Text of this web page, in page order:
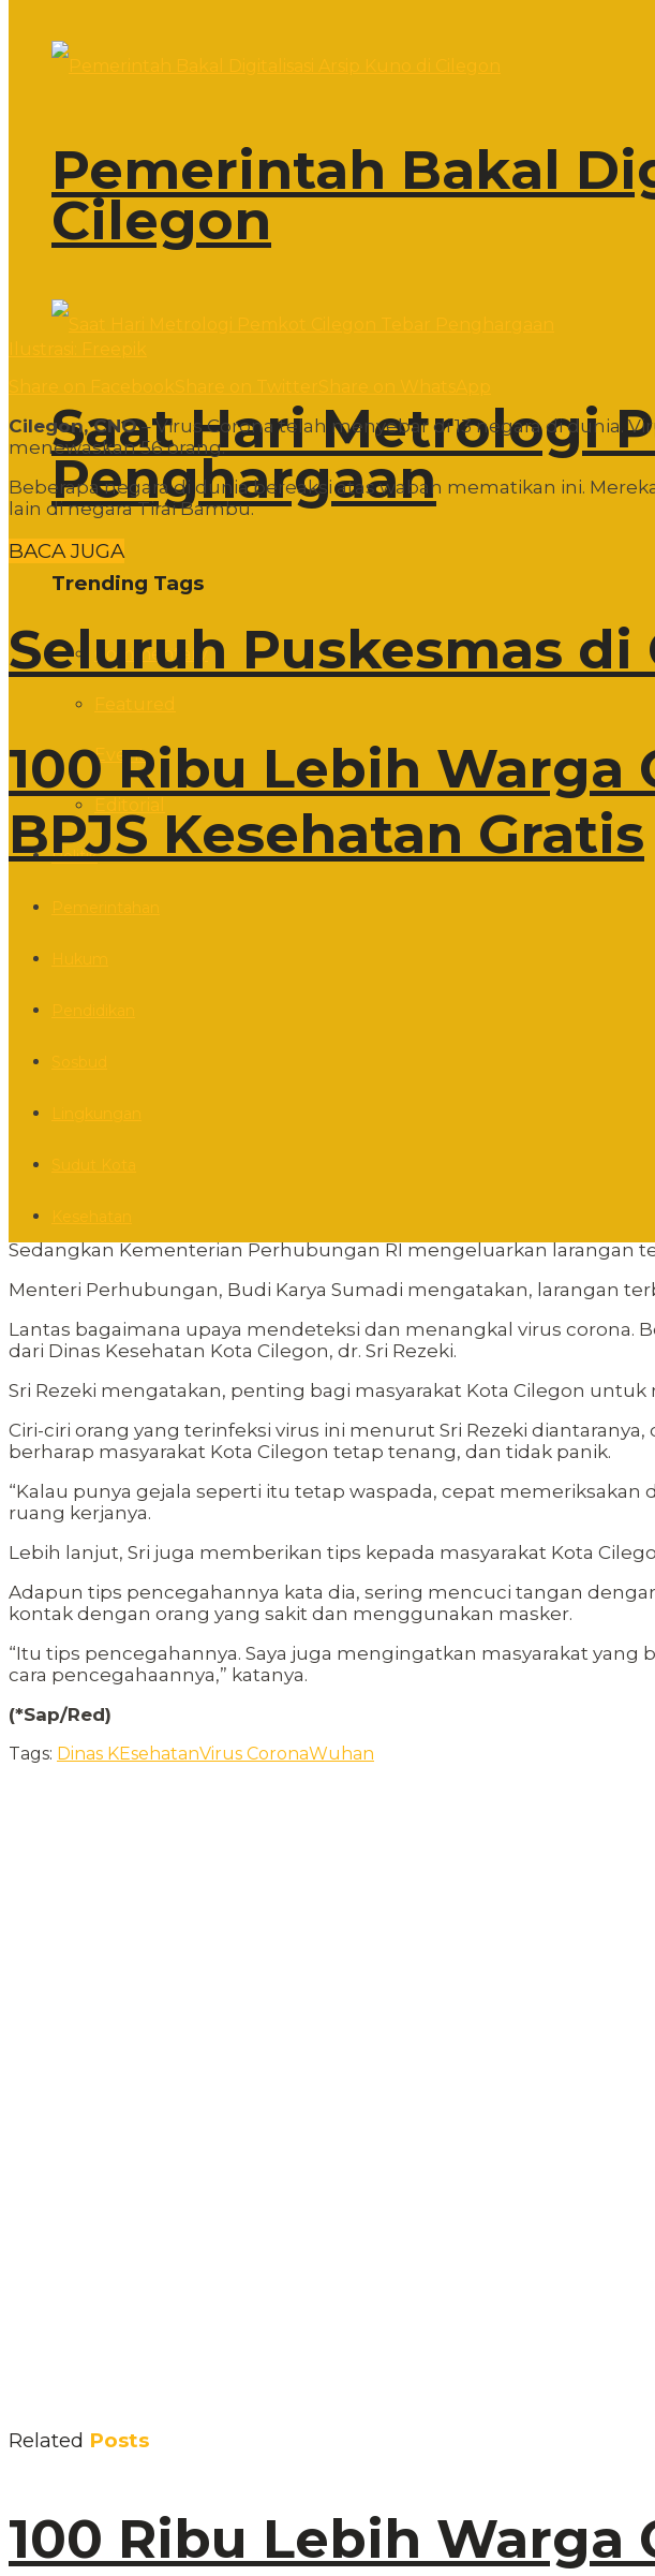
Pemerintah Bakal
Cilegon
Saat Hari Metrologi
Penghargaan
Trending Tags
Commentary
Event
Politik
Cilegon, CNO– Virus Corona telah menyebar di 13 negara di dunia.
menewaskan 56 orang.
Beberapa negara di dunia bereaksi atas wabah mematikan ini.
lain di negara Tirai Bambu.
BACA JUGA
Seluruh Puskesmas
100 Ribu Lebih
BPJS Kesehatan Gratis
Sedangkan Kementerian Perhubungan RI mengeluarkan larangan
Menteri Perhubungan, Budi Karya Sumadi mengatakan, larangan
Lantas bagaimana upaya mendeteksi dan menangkal virus corona.
dari Dinas Kesehatan Kota Cilegon, dr. Sri Rezeki.
Sri Rezeki mengatakan, penting bagi masyarakat Kota Cilegon
Ciri-ciri orang yang terinfeksi virus ini menurut Sri Rezeki
berharap masyarakat Kota Cilegon tetap tenang, dan tidak panik.
“Kalau punya gejala seperti itu tetap waspada, cepat memeriksakan
ruang kerjanya.
Lebih lanjut, Sri juga memberikan tips kepada masyarakat Kota
Adapun tips pencegahannya kata dia, sering mencuci tangan
kontak dengan orang yang sakit dan menggunakan masker.
“Itu tips pencegahannya. Saya juga mengingatkan masyarakat
cara pencegahaannya,” katanya.
(*Sap/Red)
Tags: Dinas KEsehatanVirus CoronaWuhan
Related Posts
100 Ribu Lebih